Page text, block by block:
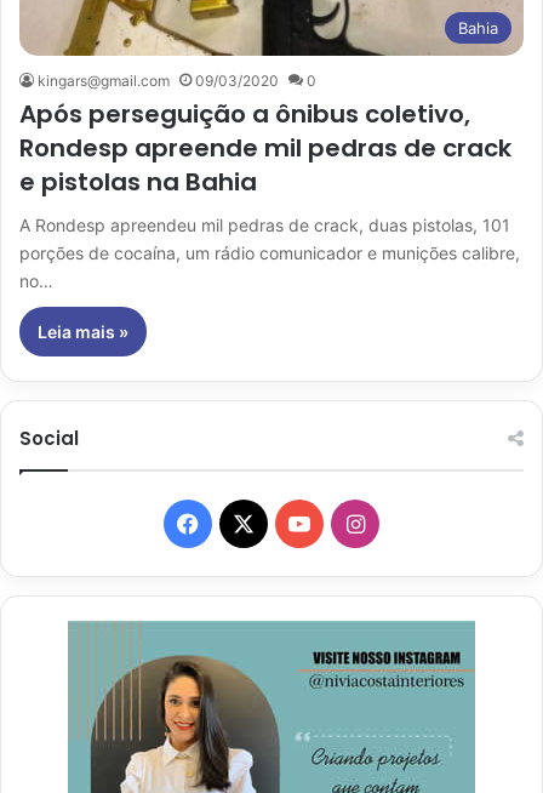
Bahia
kingars@gmail.com 09/03/2020 0
Após perseguição a ônibus coletivo,
Rondesp apreende mil pedras de crack
e pistolas na Bahia
A Rondesp apreendeu mil pedras de crack, duas pistolas, 101
porções de cocaína, um rádio comunicador e munições calibre,
no…
Leia mais »
Social
Facebook
X YouTubeInstagram